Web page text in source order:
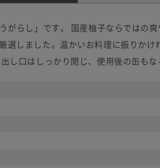
がらし」です。 国産柚子ならではの
選しました。温かいお料理に振りか
し口はしっかり閉じ、使用後の缶もな